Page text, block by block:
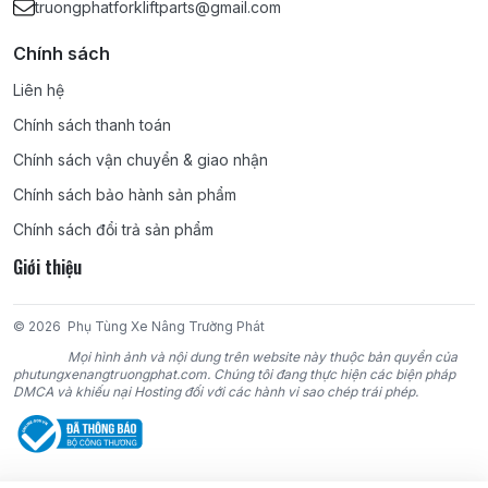
4G64, 4DR5, 4DQ5, 4DQ7, S4Q2, S4E, S4E2, S4S, 6DR5, S6S,
KOMATSU:
6D125;
TCM:
4FA1, 4FE1, C190, C221, C240, 4BC2, 4LB1, 4JG2, 6BB1,
NISSAN:D11, J15, J16, A12, A15, Z24, H20, H21-II, H15, H25, K15,
YANMAR:4TNE98, 4TNE94, 4TNE94L, 4TNV94L;
DAEWOO:DC24, GC24, D427, DB33A;
truongphatforkliftparts@gmail.com
Chính sách
Liên hệ
Chính sách thanh toán
Chính sách vận chuyển & giao nhận
Chính sách bảo hành sản phẩm
Chính sách đổi trả sản phẩm
Giới thiệu
© 2026 Phụ Tùng Xe Nâng Trường Phát
Mọi hình ảnh và nội dung trên website này thuộc bản quyền của
phutungxenangtruongphat.com. Chúng tôi đang thực hiện các biện pháp
DMCA và khiếu nại Hosting đối với các hành vi sao chép trái phép.